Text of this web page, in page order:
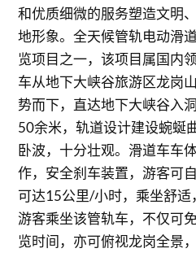
和优质细微的服务塑造文明
地形象。全天候管轨电动滑
览项目之一，该项目属国内
车从地下大峡谷旅游区龙岗
势而下，直达地下大峡谷入
50余米，轨道设计建设蜿蜒
卧波，十分壮观。滑道车车
作，安全刹车装置，游客可
可达15公里/小时，乘坐舒适
游客乘坐该管轨车，不仅可
览时间，亦可俯视龙岗全景